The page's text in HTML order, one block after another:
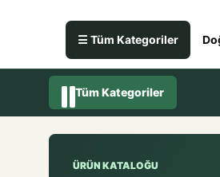
☰ Tüm Kategoriler
Tüm Kategoriler
ÜRÜN KATALOĞU